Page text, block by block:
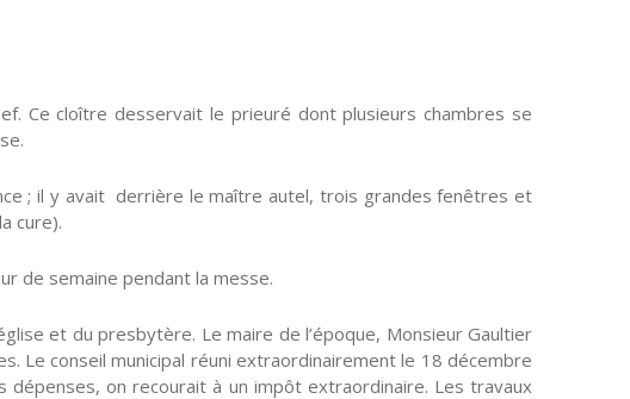
Ce cloître desservait le prieuré dont plusieurs chambres se
; il y avait derrière le maître autel, trois grandes fenêtres et
cure).
de semaine pendant la messe.
et du presbytère. Le maire de l’époque, Monsieur Gaultier
Le conseil municipal réuni extraordinairement le 18 décembre
dépenses, on recourait à un impôt extraordinaire. Les travaux